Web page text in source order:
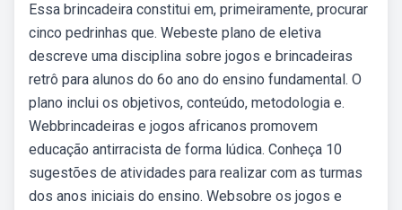
Essa brincadeira constitui em, primeiramente, procurar
cinco pedrinhas que. Webeste plano de eletiva
descreve uma disciplina sobre jogos e brincadeiras
retrô para alunos do 6o ano do ensino fundamental. O
plano inclui os objetivos, conteúdo, metodologia e.
Webbrincadeiras e jogos africanos promovem
educação antirracista de forma lúdica. Conheça 10
sugestões de atividades para realizar com as turmas
dos anos iniciais do ensino. Websobre os jogos e